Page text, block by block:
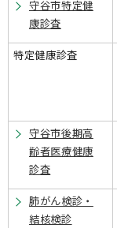
守谷市特定健
康診査
特定健康診査
守谷市後期高
齢者医療健康
診査
肺がん検診・
結核検診